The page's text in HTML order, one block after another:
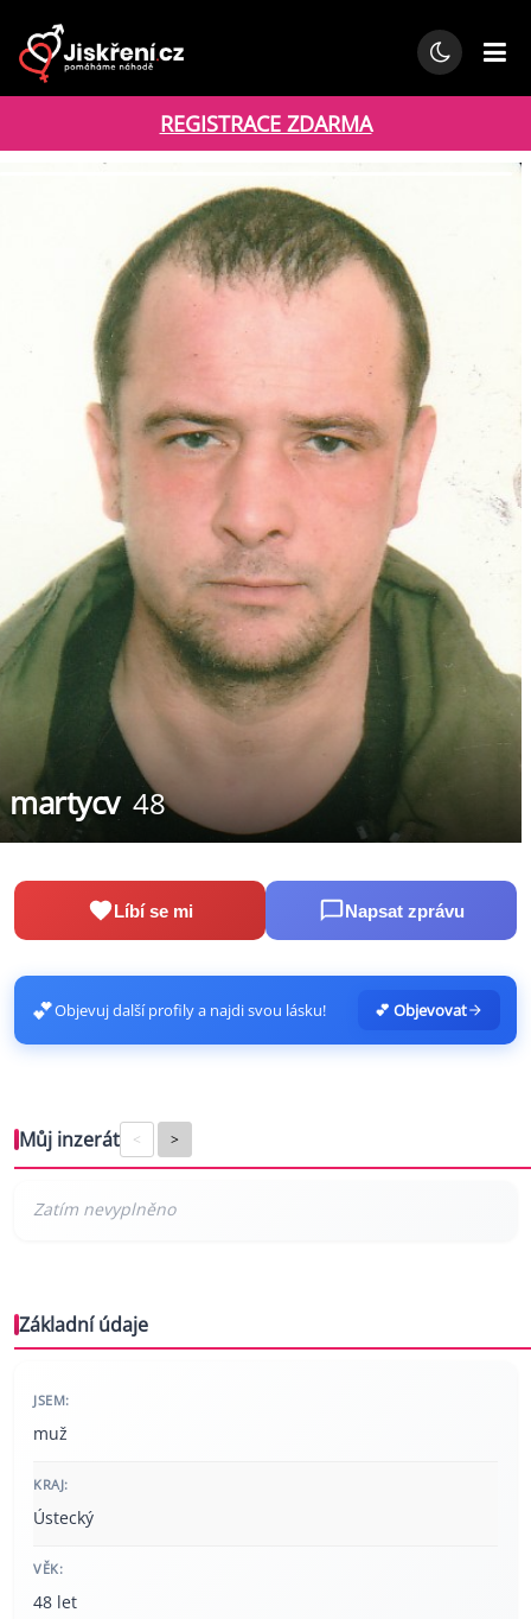
REGISTRACE ZDARMA
martycv 48
Líbí se mi Napsat zprávu
💕Objevuj další profily a najdi svou lásku! 💕 Objevovat
Můj inzerát < >
Základní údaje
JSEM:
muž
KRAJ:
Ústecký
VĚK:
48 let